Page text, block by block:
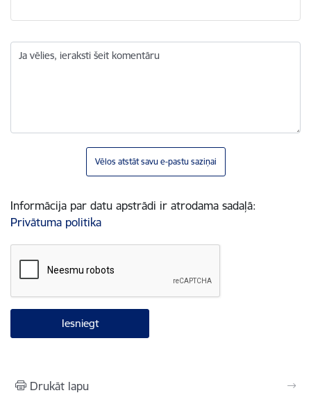
Ja vēlies, ieraksti šeit komentāru
Vēlos atstāt savu e-pastu saziņai
Informācija par datu apstrādi ir atrodama sadaļā:
Privātuma politika
Drukāt lapu